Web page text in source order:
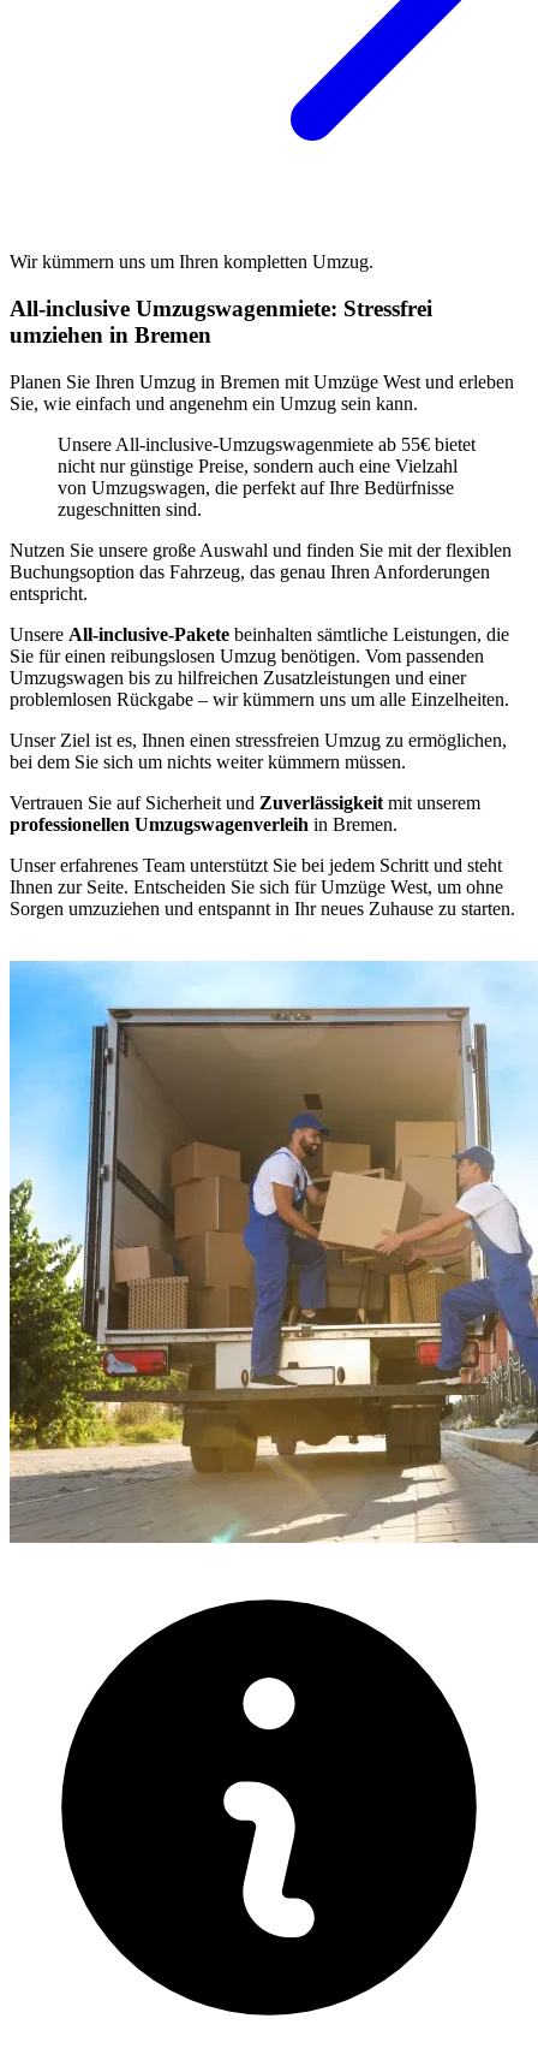
Wir kümmern uns um Ihren kompletten Umzug.
All-inclusive Umzugswagenmiete: Stressfrei
umziehen in Bremen
Planen Sie Ihren Umzug in Bremen mit Umzüge West und erleben
Sie, wie einfach und angenehm ein Umzug sein kann.
Unsere All-inclusive-Umzugswagenmiete ab 55€ bietet
nicht nur günstige Preise, sondern auch eine Vielzahl
von Umzugswagen, die perfekt auf Ihre Bedürfnisse
zugeschnitten sind.
Nutzen Sie unsere große Auswahl und finden Sie mit der flexiblen
Buchungsoption das Fahrzeug, das genau Ihren Anforderungen
entspricht.
Unsere All-inclusive-Pakete beinhalten sämtliche Leistungen, die
Sie für einen reibungslosen Umzug benötigen. Vom passenden
Umzugswagen bis zu hilfreichen Zusatzleistungen und einer
problemlosen Rückgabe – wir kümmern uns um alle Einzelheiten.
Unser Ziel ist es, Ihnen einen stressfreien Umzug zu ermöglichen,
bei dem Sie sich um nichts weiter kümmern müssen.
Vertrauen Sie auf Sicherheit und Zuverlässigkeit mit unserem
professionellen Umzugswagenverleih in Bremen.
Unser erfahrenes Team unterstützt Sie bei jedem Schritt und steht
Ihnen zur Seite. Entscheiden Sie sich für Umzüge West, um ohne
Sorgen umzuziehen und entspannt in Ihr neues Zuhause zu starten.